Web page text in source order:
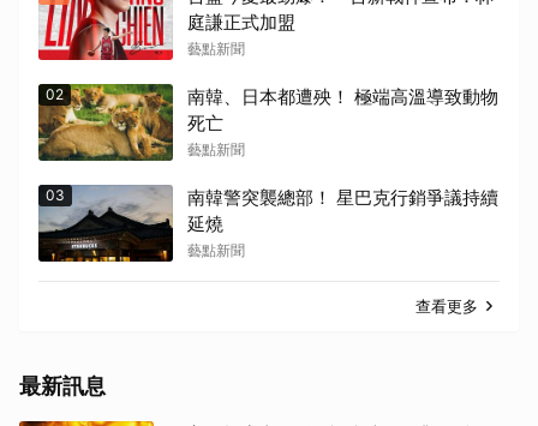
庭謙正式加盟
藝點新聞
02
南韓、日本都遭殃！ 極端高溫導致動物
死亡
藝點新聞
03
南韓警突襲總部！ 星巴克行銷爭議持續
延燒
藝點新聞
查看更多
最新訊息